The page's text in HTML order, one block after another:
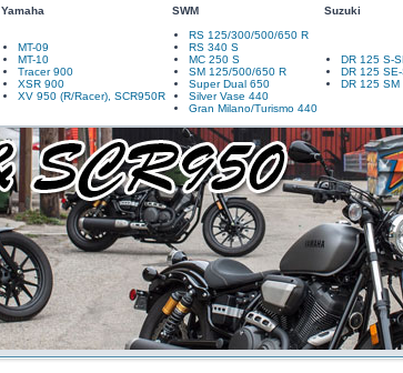
Yamaha SWM
Suzuki
MT-09
MT-10
Tracer 900
XSR 900
XV 950 (R/Racer), SCR950R
RS 125/300/500/650 R
RS 340 S
MC 250 S
SM 125/500/650 R
Super Dual 650
Silver Vase 440
Gran Milano/Turismo 440
DR 125 S-
DR 125
DR 125 SM